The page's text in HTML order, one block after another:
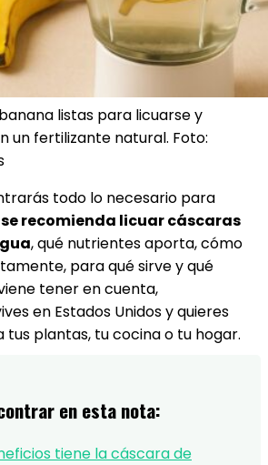
listas para licuarse y
un fertilizante natural. Foto:
todo lo necesario para
recomienda licuar cáscaras
, qué nutrientes aporta, cómo
para qué sirve y qué
tener en cuenta,
en Estados Unidos y quieres
plantas, tu cocina o tu hogar.
en esta nota:
tiene la cáscara de